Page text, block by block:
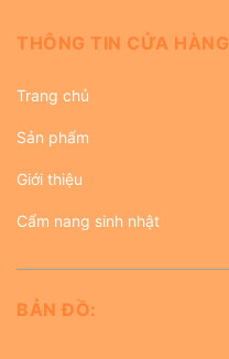
THÔNG TIN CỬA HÀNG
Trang chủ
Sản phẩm
Giới thiệu
Cẩm nang sinh nhật
BẢN ĐỒ: